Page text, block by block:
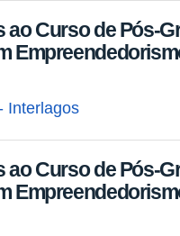
ao Curso de Pós-
Interlagos
ao Curso de Pós-